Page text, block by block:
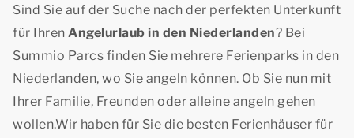
Sind Sie auf der Suche nach der perfekten Unterkunft
für Ihren Angelurlaub in den Niederlanden? Bei
Summio Parcs finden Sie mehrere Ferienparks in den
Niederlanden, wo Sie angeln können. Ob Sie nun mit
Ihrer Familie, Freunden oder alleine angeln gehen
wollen.Wir haben für Sie die besten Ferienhäuser für